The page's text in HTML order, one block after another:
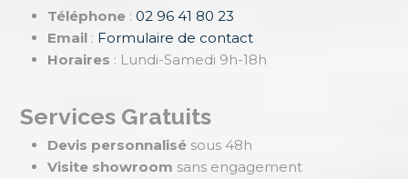
Téléphone :02 96 41 80 23
Email : Formulaire de contact
Horaires : Lundi-Samedi 9h-18h
Services Gratuits
Devis personnalisé sous 48h
Visite showroom sans engagement